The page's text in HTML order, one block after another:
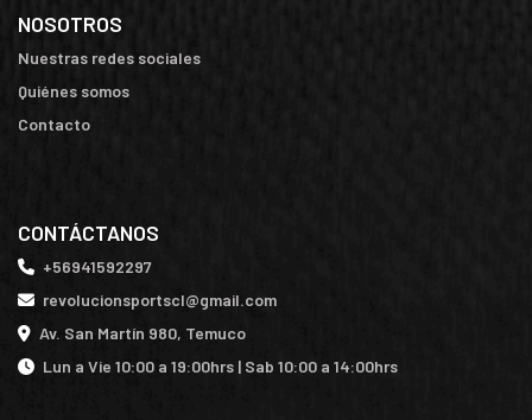
NOSOTROS
Nuestras redes sociales
Quiénes somos
Contacto
CONTÁCTANOS
+56941592297
revolucionsportscl@gmail.com
Av. San Martín 980, Temuco
Lun a Vie 10:00 a 19:00hrs | Sab 10:00 a 14:00hrs